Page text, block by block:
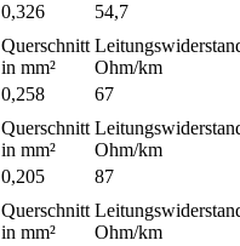
0,326 54,7
Querschnitt
in mm²
Ohm/km
0,258 67
Querschnitt
in mm²
Ohm/km
0,205 87
Querschnitt
in mm²
Ohm/km